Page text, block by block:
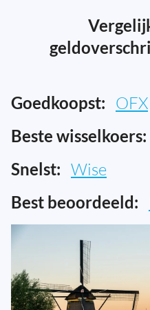
Goedkoopst: OFX
Beste wisselkoers:
Snelst: Wise
Best beoordeeld: